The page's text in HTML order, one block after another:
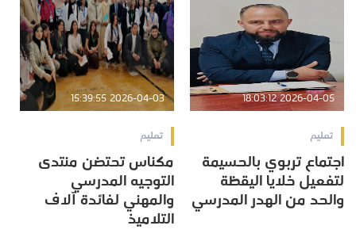
2026-04-05 18:03:12
تعليم
اجتماع تربوي بالحسيمة
لتفعيل خلايا اليقظة
والحد من الهدر المدرسي
2026-04-03 15:39:55
تعليم
مكناس تحتضن منتدى
التوجيه المدرسي
والمهني لفائدة آلاف
التلاميذ